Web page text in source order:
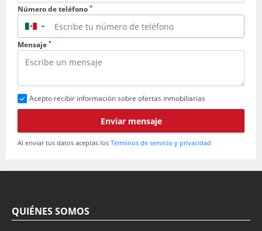
Número de teléfono *
▼
Mensaje *
Acepto recibir información sobre ofertas inmobiliarias
Enviar mensaje
Al enviar tus datos aceptas los Términos de servicio y privacidad
QUIÉNES SOMOS